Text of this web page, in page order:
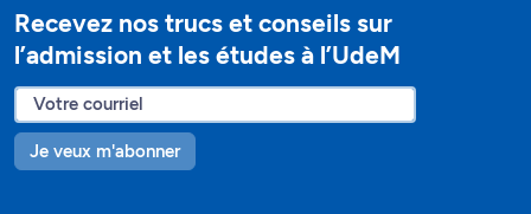
Recevez nos trucs et conseils sur
l’admission et les études à l’UdeM
Je veux m'abonner